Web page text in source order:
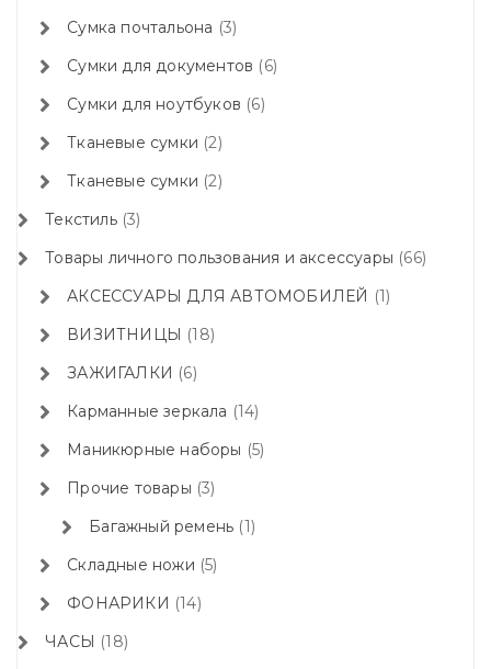
Сумка почтальона
3
Сумки для документов
6
Сумки для ноутбуков
6
Тканевые сумки 2
Тканевые сумки 2
Текстиль 3
Товары личного пользования и аксессуары
66
АКСЕССУАРЫ ДЛЯ АВТОМОБИЛЕЙ
1
ВИЗИТНИЦЫ
18
ЗАЖИГАЛКИ
6
Карманные зеркала
14
Маникюрные наборы
5
Прочие товары 3
Багажный ремень 1
Складные ножи 5
ФОНАРИКИ
14
ЧАСЫ
18